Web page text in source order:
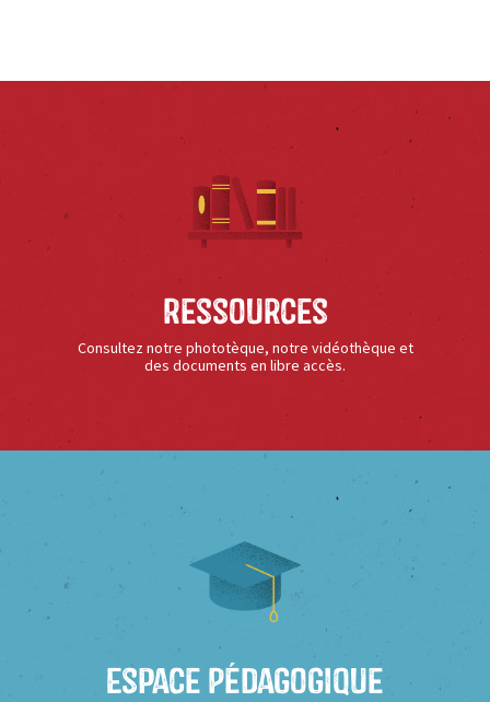
Ressources
Consultez notre phototèque, notre vidéothèque et
des documents en libre accès.
Espace Pédagogique